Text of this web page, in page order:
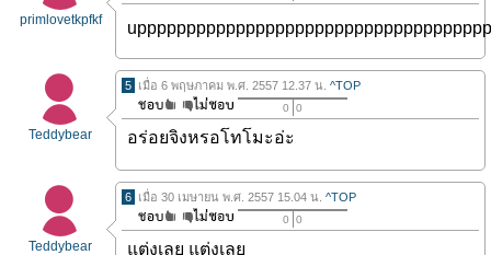
primlovetkpfkf
Teddybear
5 เมื่อ 6 พฤษภาคม พ.ศ. 2557 12.37 น. ^TOP
0 0
อร่อยจิงหรอโทโมะอ่ะ
Teddybear
6 เมื่อ 30 เมษายน พ.ศ. 2557 15.04 น. ^TOP
0 0
แต่งเลย แต่งเลย